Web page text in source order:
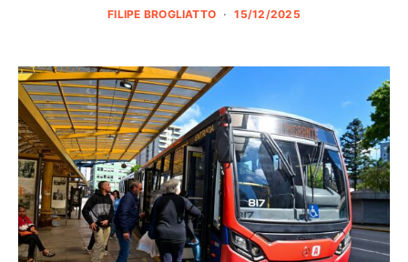
FILIPE BROGLIATTO 15/12/2025